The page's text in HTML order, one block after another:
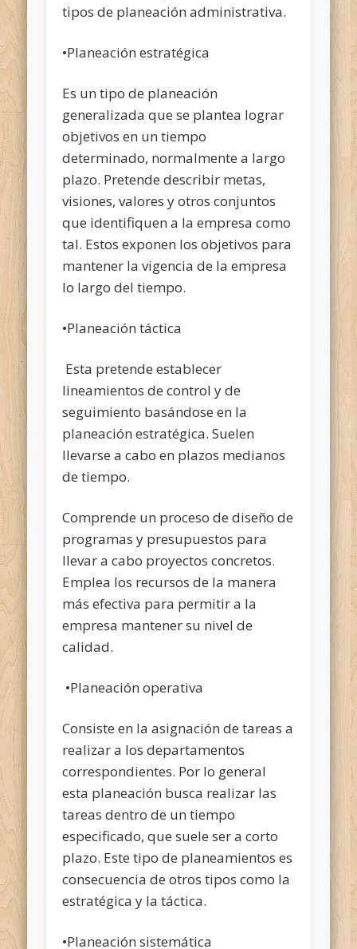
tipos de planeación administrativa.
•Planeación estratégica
Es un tipo de planeación
generalizada que se plantea lograr
objetivos en un tiempo
determinado, normalmente a largo
plazo. Pretende describir metas,
visiones, valores y otros conjuntos
que identifiquen a la empresa como
tal. Estos exponen los objetivos para
mantener la vigencia de la empresa
lo largo del tiempo.
•Planeación táctica
Esta pretende establecer
lineamientos de control y de
seguimiento basándose en la
planeación estratégica. Suelen
llevarse a cabo en plazos medianos
de tiempo.
Comprende un proceso de diseño de
programas y presupuestos para
llevar a cabo proyectos concretos.
Emplea los recursos de la manera
más efectiva para permitir a la
empresa mantener su nivel de
calidad.
•Planeación operativa
Consiste en la asignación de tareas a
realizar a los departamentos
correspondientes. Por lo general
esta planeación busca realizar las
tareas dentro de un tiempo
especificado, que suele ser a corto
plazo. Este tipo de planeamientos es
consecuencia de otros tipos como la
estratégica y la táctica.
•Planeación sistemática